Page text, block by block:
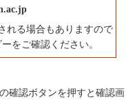
れる場合もありますので
をご確認ください。
確認ボタンを押すと確認画